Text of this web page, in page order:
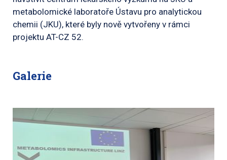
metabolomické laboratoře Ústavu pro analytickou
chemii (JKU), které byly nově vytvořeny v rámci
projektu AT-CZ 52.
Galerie